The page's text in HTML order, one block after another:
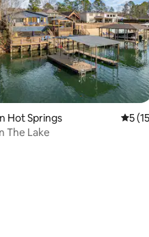
van 4,91 op 5, 22 recensies
Hot Springs
5
The Lake